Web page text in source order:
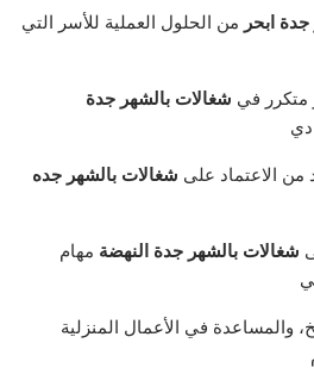
ابحر من الحلول العملية للأسر التي
متكرر في شغالات بالشهر جدة
من الاعتماد على شغالات بالشهر جده
شغالات بالشهر جدة النهضة مهام
والمساعدة في الأعمال المنزلية